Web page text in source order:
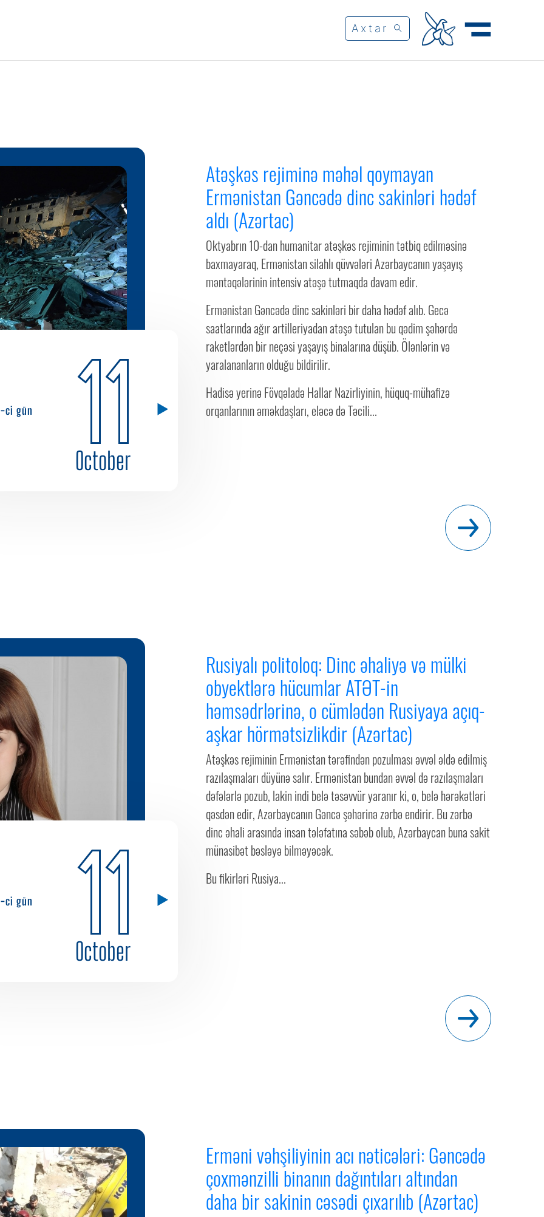
ci gün 11
October
Atəşkəs rejiminə məhəl qoymayan
Ermənistan Gəncədə dinc sakinləri hədəf
aldı (Azərtac)
Oktyabrın 10-dan humanitar atəşkəs rejiminin tətbiq edilməsinə
baxmayaraq, Ermənistan silahlı qüvvələri Azərbaycanın yaşayış
məntəqələrinin intensiv atəşə tutmaqda davam edir.
Ermənistan Gəncədə dinc sakinləri bir daha hədəf alıb. Gecə
saatlarında ağır artilleriyadan atəşə tutulan bu qədim şəhərdə
raketlərdən bir neçəsi yaşayış binalarına düşüb. Ölənlərin və
yaralananların olduğu bildirilir.
Hadisə yerinə Fövqəladə Hallar Nazirliyinin, hüquq-mühafizə
orqanlarının əməkdaşları, eləcə də Təcili...
ci gün 11
October
Rusiyalı politoloq: Dinc əhaliyə və mülki
obyektlərə hücumlar ATƏT-in
həmsədrlərinə, o cümlədən Rusiyaya açıq-
aşkar hörmətsizlikdir (Azərtac)
Atəşkəs rejiminin Ermənistan tərəfindən pozulması əvvəl əldə edilmiş
razılaşmaları düyünə salır. Ermənistan bundan əvvəl də razılaşmaları
dəfələrlə pozub, lakin indi belə təsəvvür yaranır ki, o, belə hərəkətləri
qəsdən edir, Azərbaycanın Gəncə şəhərinə zərbə endirir. Bu zərbə
dinc əhali arasında insan tələfatına səbəb olub, Azərbaycan buna sakit
münasibət bəsləyə bilməyəcək.
Bu fikirləri Rusiya...
Erməni vəhşiliyinin acı nəticələri: Gəncədə
çoxmənzilli binanın dağıntıları altından
daha bir sakinin cəsədi çıxarılıb (Azərtac)